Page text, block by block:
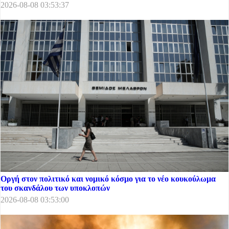
2026-08-08 03:53:37
Οργή στον πολιτικό και νομικό κόσμο για το νέο κουκούλωμα
του σκανδάλου των υποκλοπών
2026-08-08 03:53:00